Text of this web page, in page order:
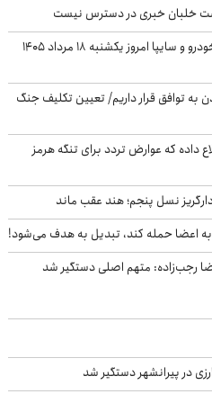
خلبان خبری در دسترس نیست
تغییرات تند قیمت محصولات ایران‌خودرو و سایپا امروز یکشنبه ۱۸ مرداد ۱۴۰۵
به توافق قرار داریم/ تعیین تکلیف جنگ
داده که عوارض تردد برای تنگه هرمز
نسل پنجم؛ هند عقب ماند
به اعضا حمله کند، تبدیل به هدف می‌شود!
رجب‌زاده: متهم اصلی دستگیر شد
در پیرانشهر دستگیر شد